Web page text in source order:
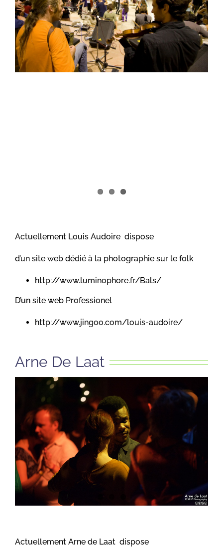
Actuellement Louis Audoire dispose
d’un site web dédié à la photographie sur le folk
http://www.luminophore.fr/Bals/
D’un site web Professionel
http://www.jingoo.com/louis-audoire/
Arne De Laat
Actuellement Arne de Laat dispose